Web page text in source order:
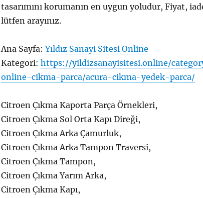
tasarımını korumanın en uygun yoludur, Fiyat,
lütfen arayınız.
Ana Sayfa:Yıldız Sanayi Sitesi Online
Kategori: https://yildizsanayisitesi.online/
online-cikma-parca/acura-cikma-yedek-parca/
Citroen Çıkma Kaporta Parça Örnekleri,
Citroen Çıkma Sol Orta Kapı Direği,
Citroen Çıkma Arka Çamurluk,
Citroen Çıkma Arka Tampon Traversi,
Citroen Çıkma Tampon,
Citroen Çıkma Yarım Arka,
Citroen Çıkma Kapı,